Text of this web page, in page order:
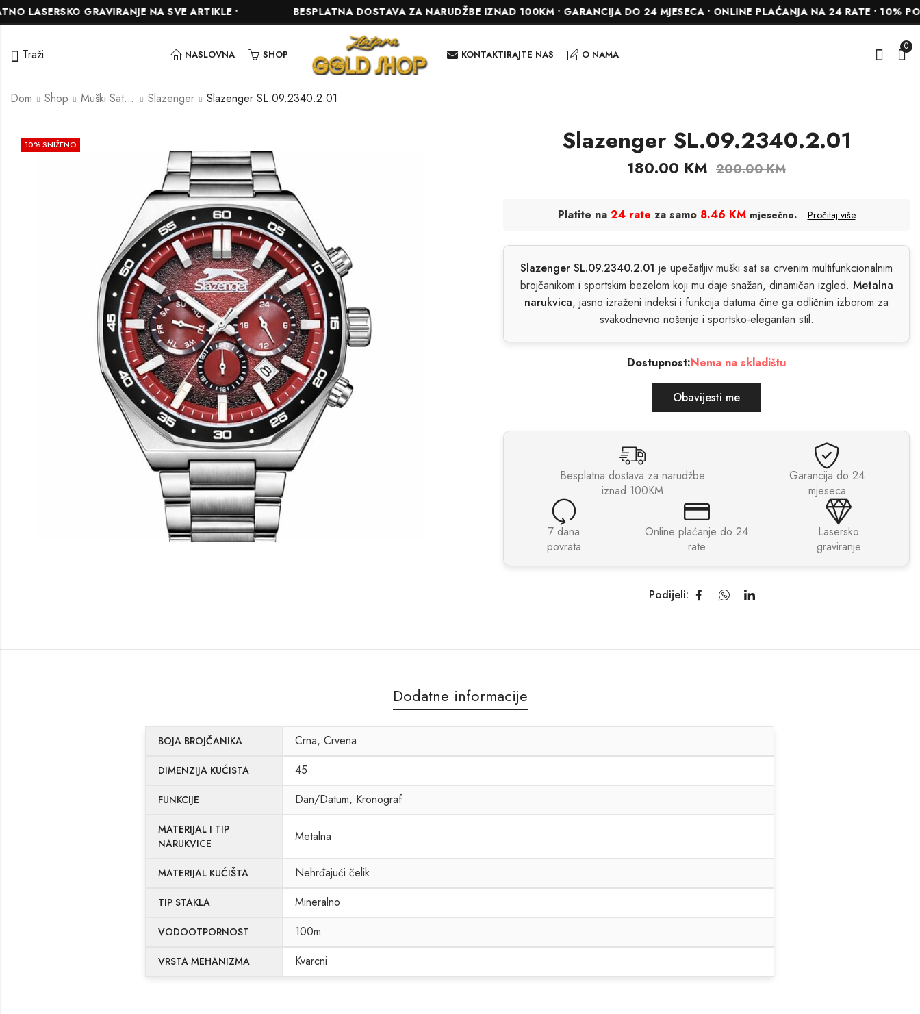
GRAVIRANJE NA SVE ARTIKLE • BESPLATNA DOSTAVA ZA NARUDŽBE IZNAD 100KM • GARANCIJA DO 24 MJESECA • ONLINE PLAĆANJA NA 24 RATE • 10%
Traži NASLOVNA SHOP KONTAKTIRAJTE NAS O NAMA
0
Dom Shop Muški Satovi Slazenger Slazenger SL.09.2340.2.01
Slazenger
SL.09.2372.2.01
Slazenger
SL.09.2325.2.01
10% SNIŽENO Slazenger SL.09.2340.2.01
180.00 KM 200.00KM
Platite na 24 rate za samo 8.46 KM mjesečno. Pročitaj više
Slazenger SL.09.2340.2.01 je upečatljiv muški sat sa crvenim multifunkcionalnim
brojčanikom i sportskim bezelom koji mu daje snažan, dinamičan izgled. Metalna
narukvica, jasno izraženi indeksi i funkcija datuma čine ga odličnim izborom za
svakodnevno nošenje i sportsko-elegantan stil.
Dostupnost:Nema na skladištu
Obavijesti me
Besplatna dostava za narudžbe
iznad 100KM
Garancija do 24
mjeseca
7 dana
povrata
Online plaćanje do 24
rate
Lasersko
graviranje
Podijeli:
Dodatne informacije
BOJA BROJČANIKA Crna, Crvena
DIMENZIJA KUĆISTA 45
FUNKCIJE Dan/Datum, Kronograf
MATERIJAL I TIP
NARUKVICE
Metalna
MATERIJAL KUĆIŠTA Nehrđajući čelik
TIP STAKLA Mineralno
VODOOTPORNOST 100m
VRSTA MEHANIZMA Kvarcni